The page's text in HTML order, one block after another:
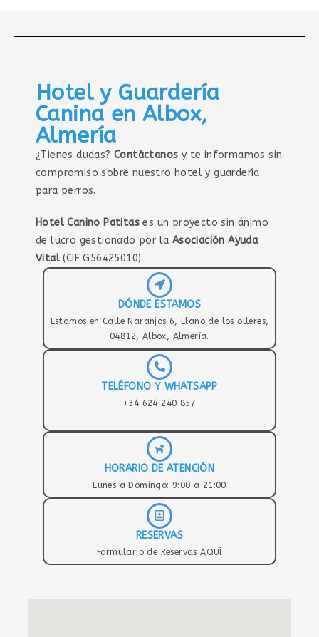
Hotel y Guardería
Canina en Albox,
Almería
¿Tienes dudas? Contáctanos y te informamos sin
compromiso sobre nuestro hotel y guardería
para perros.
Hotel Canino Patitas es un proyecto sin ánimo
de lucro gestionado por la Asociación Ayuda
Vital (CIF G56425010).
DÓNDE ESTAMOS
Estamos en Calle Naranjos 6, Llano de los olleres,
04812, Albox, Almería.
TELÉFONO Y WHATSAPP
+34 624 240 857
HORARIO DE ATENCIÓN
Lunes a Domingo: 9:00 a 21:00
RESERVAS
Formulario de Reservas AQUÍ